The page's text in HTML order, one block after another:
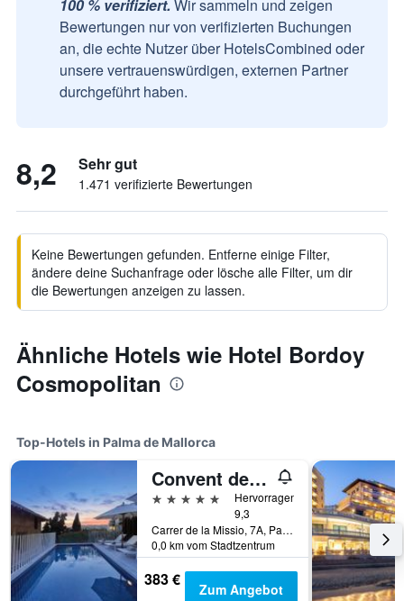
100 % verifiziert. Wir sammeln und zeigen
Bewertungen nur von verifizierten Buchungen
an, die echte Nutzer über HotelsCombined oder
unsere vertrauenswürdigen, externen Partner
durchgeführt haben.
8,2 Sehr gut
1.471 verifizierte Bewertungen
Keine Bewertungen gefunden. Entferne einige Filter,
ändere deine Suchanfrage oder lösche alle Filter, um dir
die Bewertungen anzeigen zu lassen.
Ähnliche Hotels wie Hotel Bordoy
Cosmopolitan
Top-Hotels in Palma de Mallorca
Convent de la Missio - Grand Luxury Boutique hotel, Adults Only
5 Sterne
Hervorragend
9,3
Carrer de la Missio, 7A, Palma de Mallorca, Mallorca, Spanien
0,0 km vom Stadtzentrum
383 € Zum Angebot